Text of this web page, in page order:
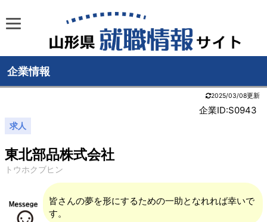
企業情報
2025/03/08更新
企業ID:S0943
求人
東北部品株式会社
トウホクブヒン
皆さんの夢を形にするための一助となれれば幸いで
す。